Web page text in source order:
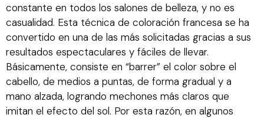
constante en todos los salones de belleza, y no es
casualidad. Esta técnica de coloración francesa se ha
convertido en una de las más solicitadas gracias a sus
resultados espectaculares y fáciles de llevar.
Básicamente, consiste en “barrer” el color sobre el
cabello, de medios a puntas, de forma gradual y a
mano alzada, logrando mechones más claros que
imitan el efecto del sol. Por esta razón, en algunos